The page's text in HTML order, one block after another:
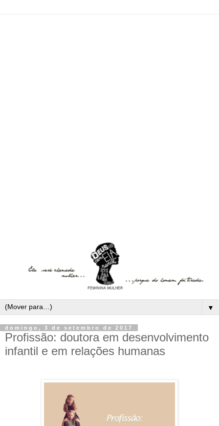
▼
domingo, 3 de setembro de 2017
Profissão: doutora em desenvolvimento
infantil e em relações humanas